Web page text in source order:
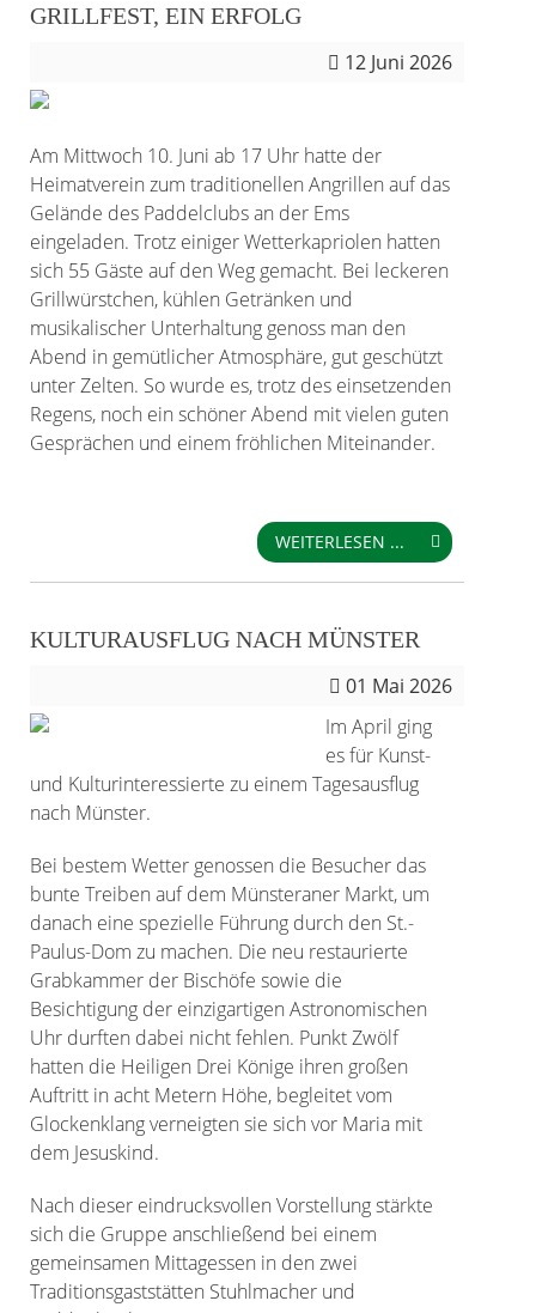
GRILLFEST, EIN ERFOLG
12 Juni 2026
Am Mittwoch 10. Juni ab 17 Uhr hatte der
Heimatverein zum traditionellen Angrillen auf das
Gelände des Paddelclubs an der Ems
eingeladen. Trotz einiger Wetterkapriolen hatten
sich 55 Gäste auf den Weg gemacht. Bei leckeren
Grillwürstchen, kühlen Getränken und
musikalischer Unterhaltung genoss man den
Abend in gemütlicher Atmosphäre, gut geschützt
unter Zelten. So wurde es, trotz des einsetzenden
Regens, noch ein schöner Abend mit vielen guten
Gesprächen und einem fröhlichen Miteinander.
WEITERLESEN ...
KULTURAUSFLUG NACH MÜNSTER
01 Mai 2026
Im April ging
es für Kunst-
und Kulturinteressierte zu einem Tagesausflug
nach Münster.
Bei bestem Wetter genossen die Besucher das
bunte Treiben auf dem Münsteraner Markt, um
danach eine spezielle Führung durch den St.-
Paulus-Dom zu machen. Die neu restaurierte
Grabkammer der Bischöfe sowie die
Besichtigung der einzigartigen Astronomischen
Uhr durften dabei nicht fehlen. Punkt Zwölf
hatten die Heiligen Drei Könige ihren großen
Auftritt in acht Metern Höhe, begleitet vom
Glockenklang verneigten sie sich vor Maria mit
dem Jesuskind.
Nach dieser eindrucksvollen Vorstellung stärkte
sich die Gruppe anschließend bei einem
gemeinsamen Mittagessen in den zwei
Traditionsgaststätten Stuhlmacher und